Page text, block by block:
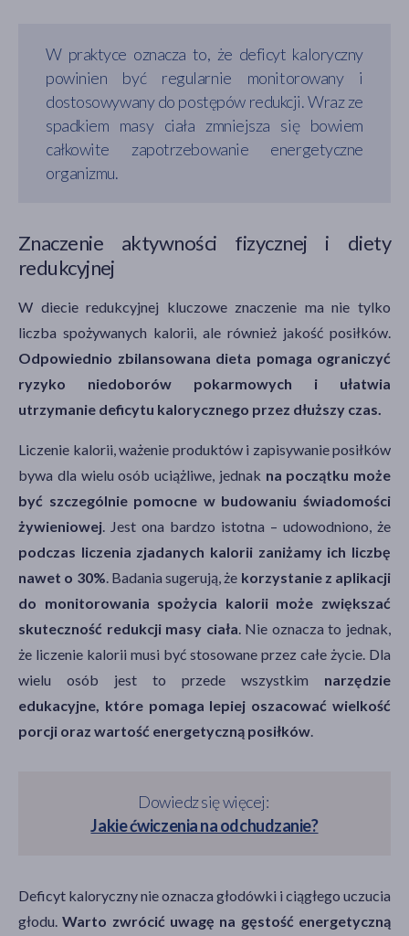
W praktyce oznacza to, że deficyt kaloryczny
powinien być regularnie monitorowany i
dostosowywany do postępów redukcji. Wraz ze
spadkiem masy ciała zmniejsza się bowiem
całkowite zapotrzebowanie energetyczne
organizmu.
Znaczenie aktywności fizycznej i diety
redukcyjnej
W diecie redukcyjnej kluczowe znaczenie ma nie tylko
liczba spożywanych kalorii, ale również jakość posiłków.
Odpowiednio zbilansowana dieta pomaga ograniczyć
ryzyko niedoborów pokarmowych i ułatwia
utrzymanie deficytu kalorycznego przez dłuższy czas.
Liczenie kalorii, ważenie produktów i zapisywanie posiłków
bywa dla wielu osób uciążliwe, jednak na początku może
być szczególnie pomocne w budowaniu świadomości
żywieniowej. Jest ona bardzo istotna – udowodniono, że
podczas liczenia zjadanych kalorii zaniżamy ich liczbę
nawet o 30%. Badania sugerują, że korzystanie z aplikacji
do monitorowania spożycia kalorii może zwiększać
skuteczność redukcji masy ciała. Nie oznacza to jednak,
że liczenie kalorii musi być stosowane przez całe życie. Dla
wielu osób jest to przede wszystkim narzędzie
edukacyjne, które pomaga lepiej oszacować wielkość
porcji oraz wartość energetyczną posiłków.
Dowiedz się więcej:
Jakie ćwiczenia na odchudzanie?
Deficyt kaloryczny nie oznacza głodówki i ciągłego uczucia
głodu.Warto zwrócić uwagę na gęstość energetyczną